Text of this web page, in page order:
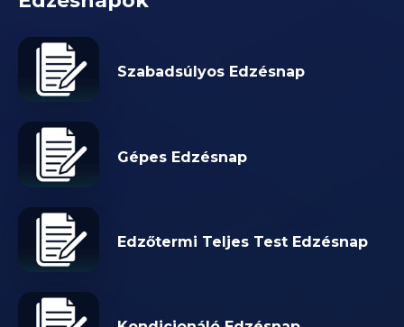
Szabadsúlyos Edzésnap
Gépes Edzésnap
Edzőtermi Teljes Test Edzésnap